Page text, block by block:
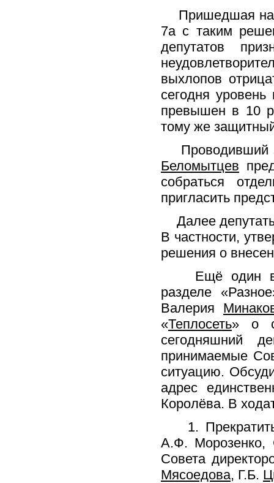
Пришедшая на
7а с таким
депутатов
выхлопов
сегодня
превышен в 10
тому же
Проводивший
Беломытцев
собраться
пригласить
Далее
В частности,
решения о
Ещё один
разделе
Валерия
«Теплосеть» о
сегодняшний
принимаемые
ситуацию.
адрес
Королёва. В
1. Прекратить
А.Ф. Морозенко,
Совета
Мясоедова, Г.Б.